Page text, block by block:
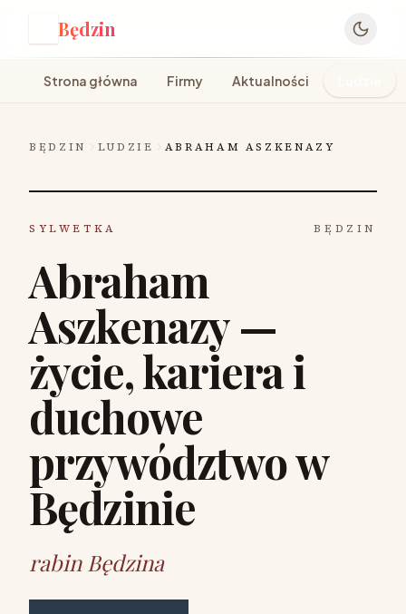
Będzin
Strona główna Firmy Aktualności
BĘDZIN LUDZIE ABRAHAM ASZKENAZY
SYLWETKA BĘDZIN
Abraham
Aszkenazy —
życie, kariera i
duchowe
przywództwo w
Będzinie
rabin Będzina